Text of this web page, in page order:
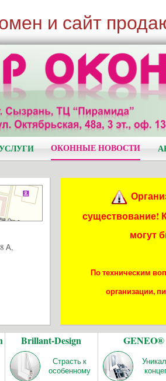
и сайт
ОКОННЫЕ НОВОСТИ
А,
существование!
могут
По техническим
организации,
Brillant-Design
Страсть к
особенному
GENEO®